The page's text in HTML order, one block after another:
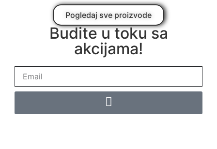
Pogledaj sve proizvode
Budite u toku sa
akcijama!